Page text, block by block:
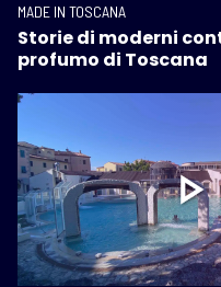
MADE IN TOSCANA
Storie di moderni
profumo di Toscana